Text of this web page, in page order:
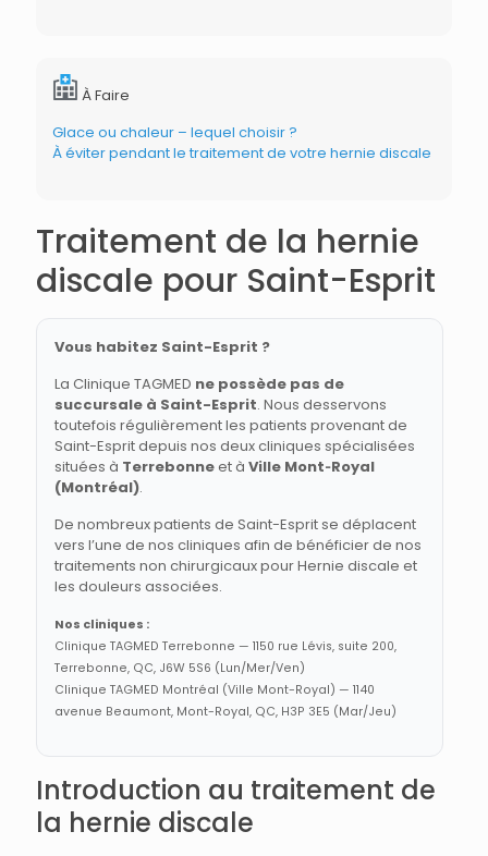
À Faire
Glace ou chaleur – lequel choisir ?
À éviter pendant le traitement de votre hernie discale
Traitement de la hernie
discale pour Saint-Esprit
Vous habitez Saint-Esprit ?
La Clinique TAGMED ne possède pas de
succursale à Saint-Esprit. Nous desservons
toutefois régulièrement les patients provenant de
Saint-Esprit depuis nos deux cliniques spécialisées
situées à Terrebonneet à Ville Mont‑Royal
(Montréal).
De nombreux patients de Saint-Esprit se déplacent
vers l’une de nos cliniques afin de bénéficier de nos
traitements non chirurgicaux pour Hernie discale et
les douleurs associées.
Nos cliniques :
Clinique TAGMED Terrebonne — 1150 rue Lévis, suite 200,
Terrebonne, QC, J6W 5S6 (Lun/Mer/Ven)
Clinique TAGMED Montréal (Ville Mont-Royal) — 1140
avenue Beaumont, Mont-Royal, QC, H3P 3E5 (Mar/Jeu)
Introduction au traitement de
la hernie discale